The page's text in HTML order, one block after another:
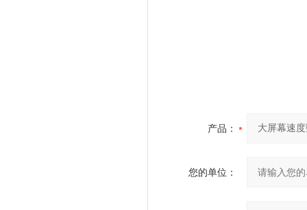
产品：
您的单位：